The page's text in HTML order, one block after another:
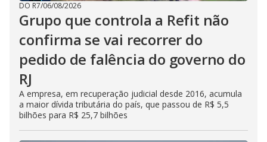
DO R7/06/08/2026
Grupo que controla a Refit não
confirma se vai recorrer do
pedido de falência do governo do
RJ
A empresa, em recuperação judicial desde 2016, acumula
a maior dívida tributária do país, que passou de R$ 5,5
bilhões para R$ 25,7 bilhões